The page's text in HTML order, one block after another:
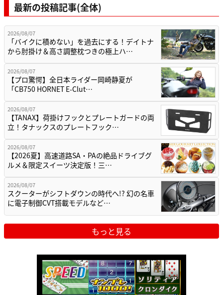
最新の投稿記事(全体)
2026/08/07
「バイクに積めない」を過去にする！デイトナ
から肘掛け＆高さ調整枕つきの極上ハ…
2026/08/07
【プロ驚愕】全日本ライダー岡崎静夏が
「CB750 HORNET E-Clut…
2026/08/07
【TANAX】荷掛けフックとプレートガードの両
立！タナックスのプレートフック…
2026/08/07
【2026夏】高速道路SA・PAの絶品ドライブグ
ルメ＆限定スイーツ決定版！三…
2026/08/07
スクーターがシフトダウンの時代へ!? 幻の名車
に電子制御CVT搭載モデルなど…
もっと見る